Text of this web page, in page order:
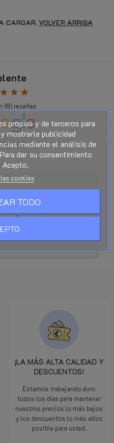
CARGAR. VOLVER ARRIBA
star star star
181 reseñas
reseña
Все супер!
ТОП. Спасибо
¡LA MÁS ALTA CALIDAD Y
DESCUENTOS!
Estamos trabajando duro
todos los días para mantener
nuestros precios lo más bajos
y los descuentos lo más altos
posible para usted.
propias y de terceros para
mostrarle publicidad
mediante el análisis de
dar su consentimiento
Acepto.
cookies
TODO